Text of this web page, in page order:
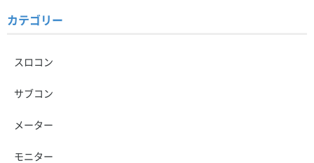
カテゴリー
スロコン
サブコン
メーター
モニター